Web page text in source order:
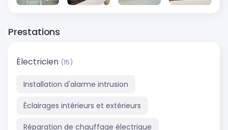
Prestations
Électricien (15)
Installation d'alarme intrusion
Éclairages intérieurs et extérieurs
Réparation de chauffage électrique